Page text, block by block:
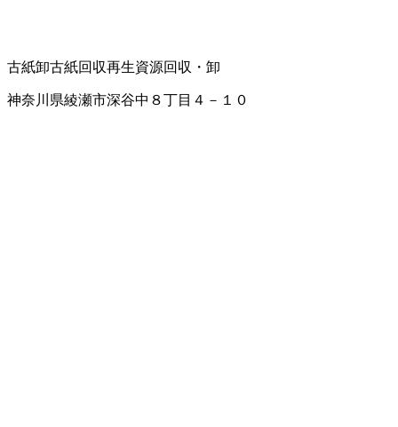
古紙卸古紙回収再生資源回収・卸
神奈川県綾瀬市深谷中８丁目４－１０